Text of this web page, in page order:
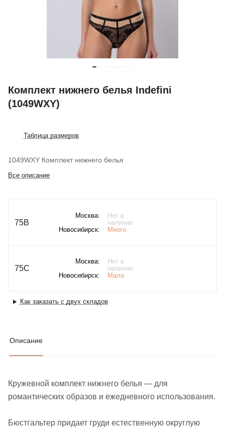
Комплект нижнего белья Indefini
(1049WXY)
Таблица размеров
1049WXY Комплект нижнего белья
Все описание
75B
Москва:
Нет в
наличии
Новосибирск:
Много
75C
Москва:
Нет в
наличии
Новосибирск:
Мало
Как заказать с двух складов
Описание
Кружевной комплект нижнего белья — для
романтических образов и ежедневного использования.
Бюстгальтер придает груди естественную округлую